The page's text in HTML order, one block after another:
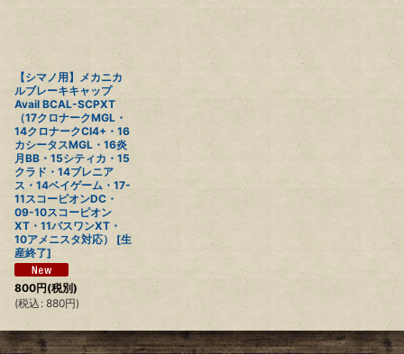
【シマノ用】メカニカ
ルブレーキキャップ
Avail BCAL-SCPXT
（17クロナークMGL・
14クロナークCI4+・16
カシータスMGL・16炎
月BB・15シティカ・15
クラド・14ブレニア
ス・14ベイゲーム・17-
11スコーピオンDC・
09-10スコーピオン
XT・11バスワンXT・
10アメニスタ対応） [生
産終了]
800円(税別)
(税込 : 880円)